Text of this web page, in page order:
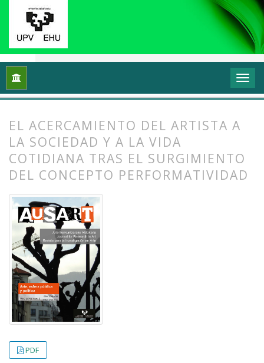
Inicio Vol. 2 Núm. 2 (2014): Arte, esfera pública y
EL ACERCAMIENTO DEL ARTISTA A
LA SOCIEDAD Y A LA VIDA
COTIDIANA TRAS EL SURGIMIENTO
DEL CONCEPTO PERFORMATIVIDAD
PDF